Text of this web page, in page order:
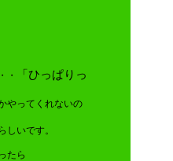
・
「ひっぱりっ
やってくれないの
しいです。
たら